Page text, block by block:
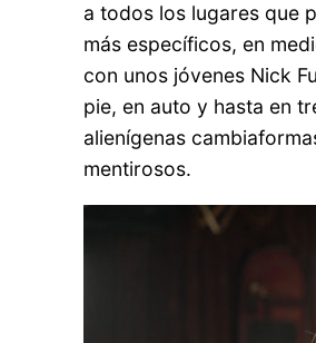
a todos los lugares que
más específicos, en
con unos jóvenes Nick
pie, en auto y hasta en
alienígenas
mentirosos.